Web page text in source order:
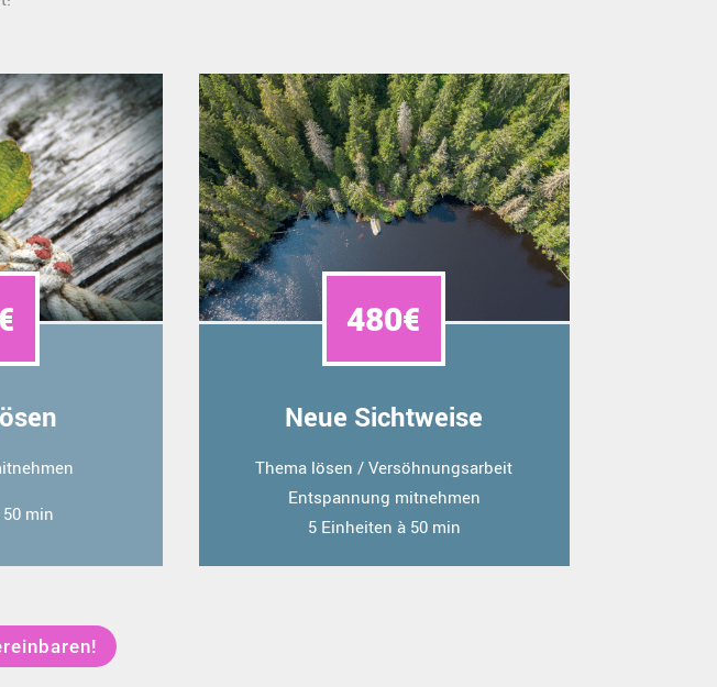
min
480€
Neue Sichtweise
Thema lösen / Versöhnungsarbeit
Entspannung mitnehmen
5 Einheiten à 50 min